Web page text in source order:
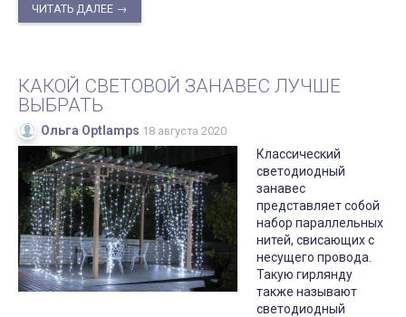
ЧИТАТЬ ДАЛЕЕ →
КАКОЙ СВЕТОВОЙ ЗАНАВЕС ЛУЧШЕ
ВЫБРАТЬ
Ольга Optlamps 18 августа 2020
Классический
светодиодный
занавес
представляет собой
набор параллельных
нитей, свисающих с
несущего провода.
Такую гирлянду
также называют
светодиодный